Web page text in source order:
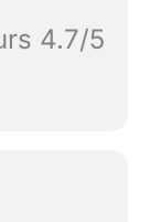
4.7/5